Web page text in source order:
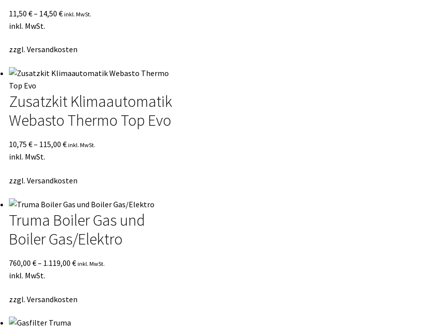
11,50 €– 14,50 € inkl. MwSt.
inkl. MwSt.
zzgl. Versandkosten
Zusatzkit Klimaautomatik
Webasto Thermo Top Evo
10,75 €– 115,00 € inkl. MwSt.
inkl. MwSt.
zzgl. Versandkosten
Truma Boiler Gas und
Boiler Gas/Elektro
760,00 €– 1.119,00 € inkl. MwSt.
inkl. MwSt.
zzgl. Versandkosten